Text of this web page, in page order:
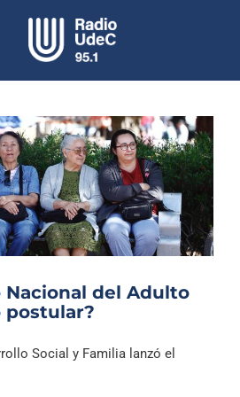
Radio UdeC en vivo
Somos
Podcast
Noticias
Columnas
Nacional del Adulto
postular?
Social y Familia lanzó el